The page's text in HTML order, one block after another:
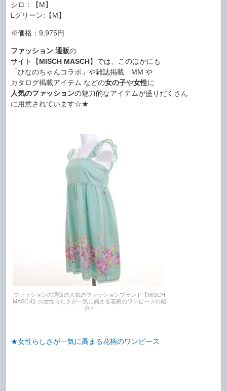
シロ：【M】
Lグリーン:【M】
※価格：9,975円
ファッション 通販の
サイト【MISCH MASCH】では、このほかにも
「ひなのちゃんコラボ」や雑誌掲載 MM や
カタログ掲載アイテム などの女の子や女性に
人気のファッションの魅力的なアイテムが盛りだくさん
に用意されています☆★
ファッションの通販の人気のファッションブランド【MISCH
MASCH】の女性らしさが一気に高まる花柄のワンピースの紹
介♂
★女性らしさが一気に高まる花柄のワンピース